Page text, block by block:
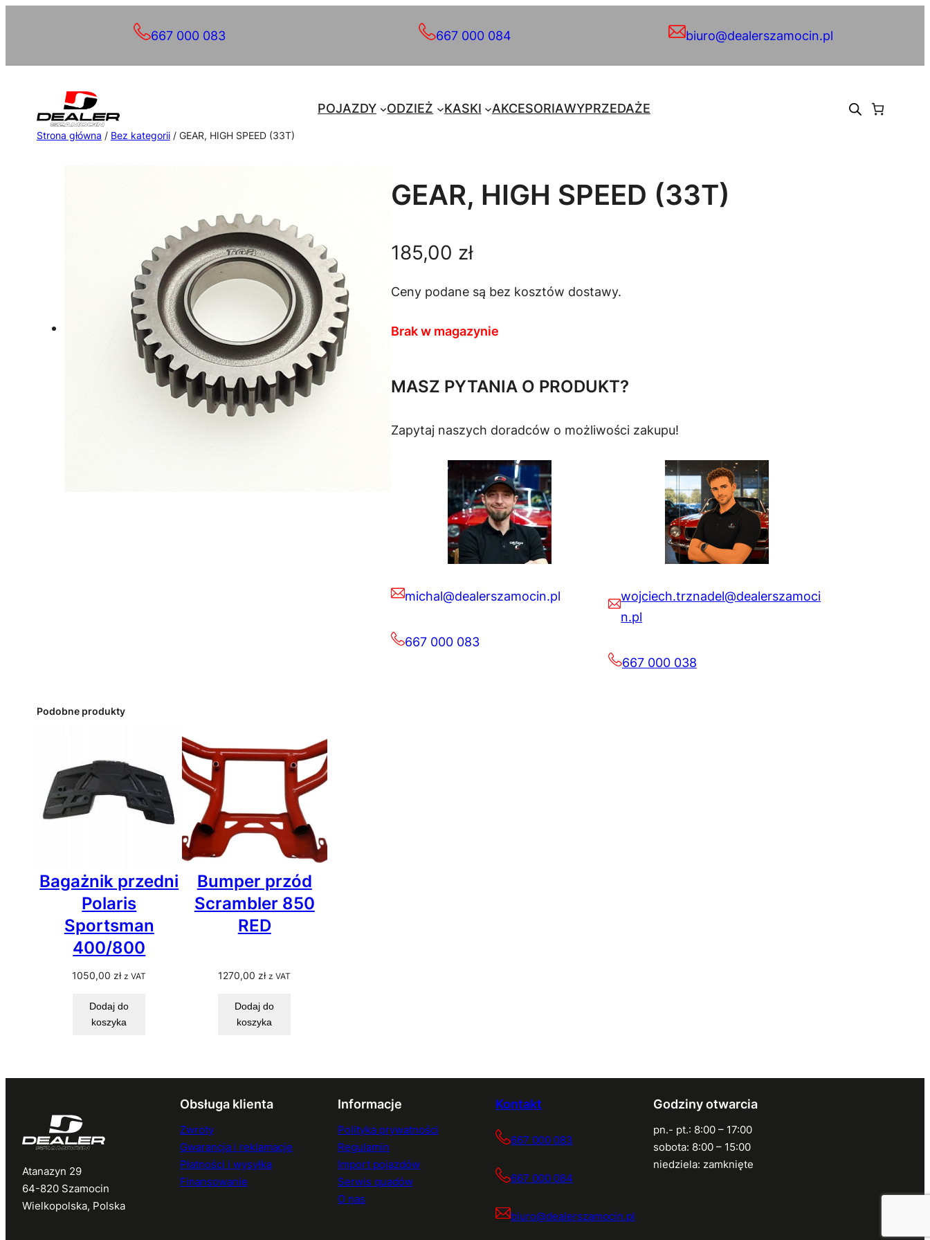
667 000 083 667 000 084 biuro@dealerszamocin.pl
POJAZDY ODZIEŻ KASKI AKCESORIAWYPRZEDAŻE
Strona główna / Bez kategorii/ GEAR, HIGH SPEED (33T)
GEAR, HIGH SPEED (33T)
185,00 zł
Ceny podane są bez kosztów dostawy.
Brak w magazynie
MASZ PYTANIA O PRODUKT?
Zapytaj naszych doradców o możliwości zakupu!
michal@dealerszamocin.pl
667 000 083
wojciech.trznadel@dealerszamoci
n.pl
667 000 038
Podobne produkty
Bagażnik przedni
Polaris
Sportsman
400/800
1050,00 zł z VAT
Dodaj do
koszyka
Bumper przód
Scrambler 850
RED
1270,00 zł z VAT
Dodaj do
koszyka
Atanazyn 29
64-820 Szamocin
Wielkopolska, Polska
Obsługa klienta
Zwroty
Gwarancja i reklamacje
Płatności i wysyłka
Finansowanie
Informacje
Polityka prywatności
Regulamin
Import pojazdów
Serwis quadów
O nas
Kontakt
667 000 083
667 000 084
biuro@dealerszamocin.pl
Godziny otwarcia
pn.- pt.: 8:00 – 17:00
sobota: 8:00 – 15:00
niedziela: zamknięte